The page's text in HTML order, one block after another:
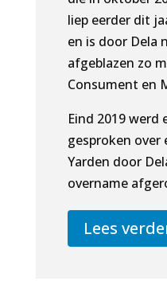
liep eerder dit
en is door Dela
afgeblazen zo
Consument en
Eind 2019 werd
gesproken over
Yarden door
overname
Lees